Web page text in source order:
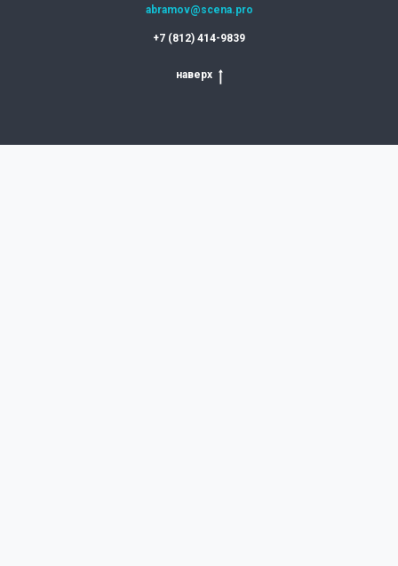
abramov@scena.pro
+7 (812) 414-9839
наверх